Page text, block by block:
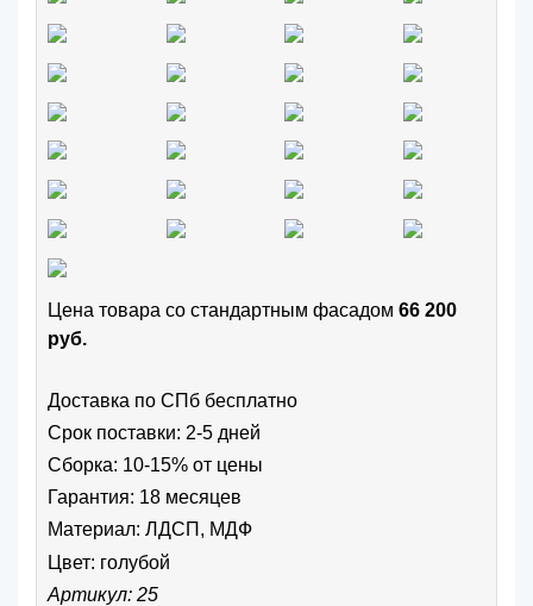
Цена товара cо стандартным фасадом 66 200
руб.
Доставка по СПб бесплатно
Срок поставки: 2-5 дней
Сборка: 10-15% от цены
Гарантия: 18 месяцев
Материал: ЛДСП, МДФ
Цвет: голубой
Артикул: 25